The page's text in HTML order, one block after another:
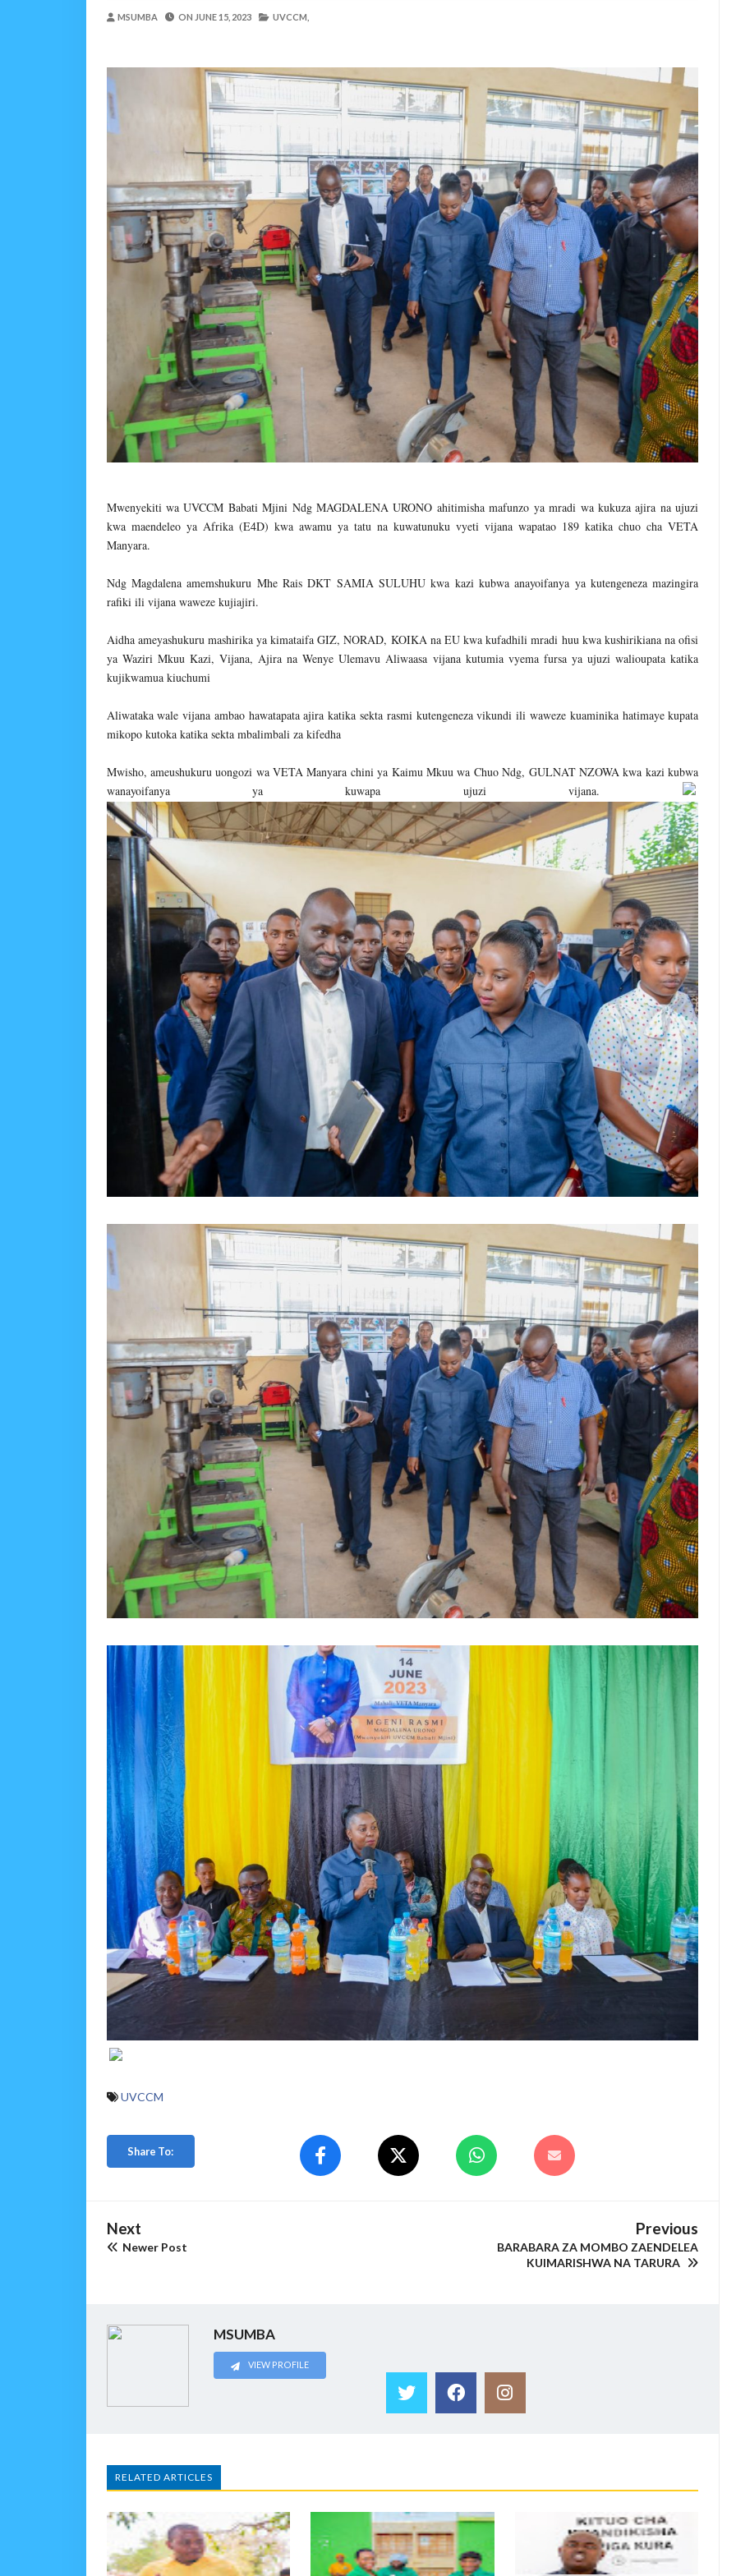
UVCCM Moshi Vijijini Yaikaribisha Jamii Kuadhimisha Siku Ya Vijana Duniani
Alex Sonna-Aug 08 2026
WMA YAPONGEZWA KWA KUANZISHA KLABU ZA VIPIMO SHULENI
Aug 08 2026
PROF. SHEMDOE AHAIDI TAMISEMI KUTEKELEZA KIKAMILIFU JUKUMU LA USIMAMIZI WA
MSUMBA-Aug 08 2026
Niliteswa Na Ndoto Za Kutisha Usiku, Mpaka Kinga Imara Ilipofagia Majini Yote Nyumbani
Zawadi-Aug 08 2026
Nilinusurika Jela Kwa Dhuluma, Mpaka Tiba Ya Kienyeji Iliponipa Ushindi Mahakamani
Zawadi-Aug 08 2026
MSUMBA ON JUNE 15, 2023 UVCCM,
Mwenyekiti wa UVCCM Babati Mjini Ndg MAGDALENA URONO ahitimisha mafunzo ya mradi wa kukuza ajira na ujuzi
kwa maendeleo ya Afrika (E4D) kwa awamu ya tatu na kuwatunuku vyeti vijana wapatao 189 katika chuo cha VETA
Manyara.
Ndg Magdalena amemshukuru Mhe Rais DKT SAMIA SULUHU kwa kazi kubwa anayoifanya ya kutengeneza mazingira
rafiki ili vijana waweze kujiajiri.
Aidha ameyashukuru mashirika ya kimataifa GIZ, NORAD, KOIKA na EU kwa kufadhili mradi huu kwa kushirikiana na ofisi
ya Waziri Mkuu Kazi, Vijana, Ajira na Wenye Ulemavu Aliwaasa vijana kutumia vyema fursa ya ujuzi walioupata katika
kujikwamua kiuchumi
Aliwataka wale vijana ambao hawatapata ajira katika sekta rasmi kutengeneza vikundi ili waweze kuaminika hatimaye kupata
mikopo kutoka katika sekta mbalimbali za kifedha
Mwisho, ameushukuru uongozi wa VETA Manyara chini ya Kaimu Mkuu wa Chuo Ndg, GULNAT NZOWA kwa kazi kubwa
wanayoifanya ya kuwapa ujuzi vijana.
UVCCM
Share To:
Next
Newer Post
Previous
BARABARA ZA MOMBO ZAENDELEA
KUIMARISHWA NA TARURA
MSUMBA
VIEW PROFILE
RELATED ARTICLES